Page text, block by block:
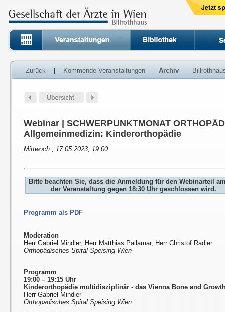
Zurück Kommende Veranstaltungen Archiv
Webinar | SCHWERPUNKTMONAT
Allgemeinmedizin: Kinderorthopädie
Mittwoch , 17.05.2023, 19:00
Bitte beachten Sie, dass die Anmeldung für den Webinarteil
der Veranstaltung gegen 18:30 Uhr geschlossen wird.
Programm als PDF
Moderation
Herr Gabriel Mindler, Herr Matthias Pallamar, Herr Christof Radler
Orthopädisches Spital Speising Wien
Programm
19:00 – 19:15 Uhr
Kinderorthopädie multidisziplinär - das Vienna Bone and
Herr Gabriel Mindler
Orthopädisches Spital Speising Wien